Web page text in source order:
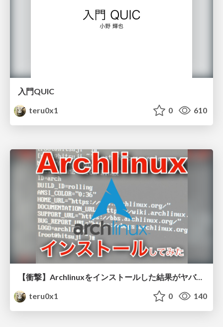
入門QUIC
teru0x1
0 610
【衝撃】Archlinuxをインストールした結果がヤバすぎた！
teru0x1
0 140